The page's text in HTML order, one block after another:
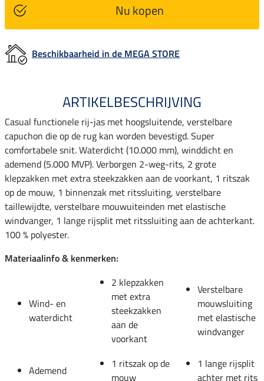
Nu kopen
Beschikbaarheid in de MEGA STORE
ARTIKELBESCHRIJVING
Casual functionele rij-jas met hoogsluitende, verstelbare
capuchon die op de rug kan worden bevestigd. Super
comfortabele snit. Waterdicht (10.000 mm), winddicht en
ademend (5.000 MVP). Verborgen 2-weg-rits, 2 grote
klepzakken met extra steekzakken aan de voorkant, 1 ritszak
op de mouw, 1 binnenzak met ritssluiting, verstelbare
taillewijdte, verstelbare mouwuiteinden met elastische
windvanger, 1 lange rijsplit met ritssluiting aan de achterkant.
100 % polyester.
Materiaalinfo & kenmerken:
Wind- en
waterdicht
2 klepzakken
met extra
steekzakken
aan de
voorkant
Verstelbare
mouwsluiting
met elastische
windvanger
Ademend
1 ritszak op de
mouw
1 lange rijsplit
achter met rits